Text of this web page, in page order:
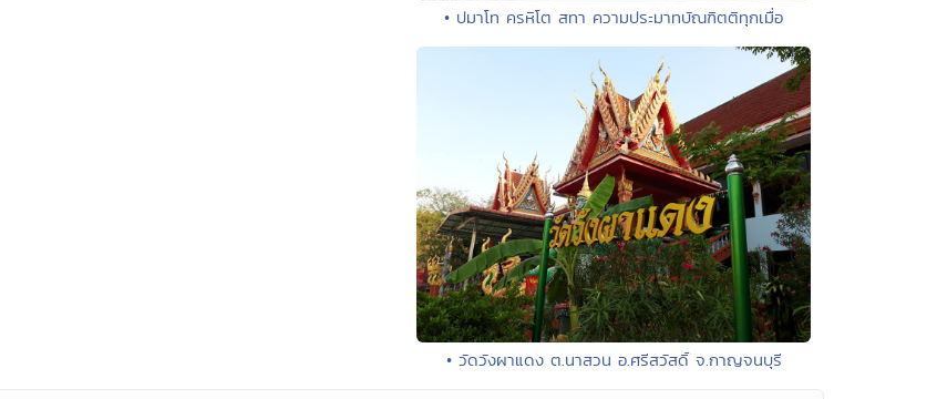
• ปมาโท ครหิโต สทา ความประมาทบัณฑิตติทุกเมื่อ
• วัดวังผาแดง ต.นาสวน อ.ศรีสวัสดิ์ จ.กาญจนบุรี